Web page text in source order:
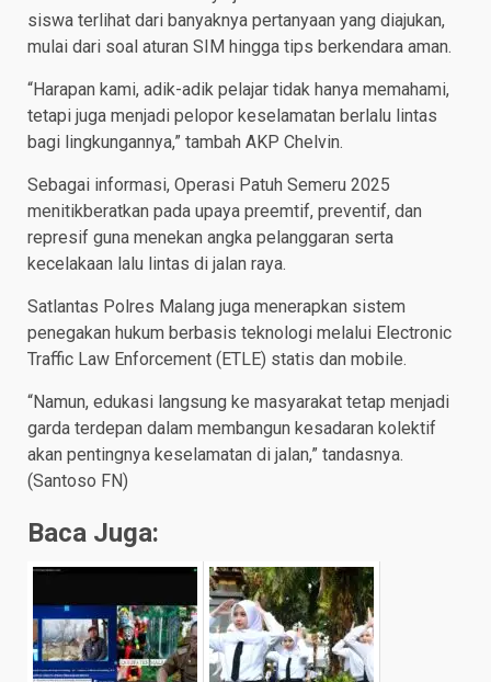
siswa terlihat dari banyaknya pertanyaan yang diajukan,
mulai dari soal aturan SIM hingga tips berkendara aman.
“Harapan kami, adik-adik pelajar tidak hanya memahami,
tetapi juga menjadi pelopor keselamatan berlalu lintas
bagi lingkungannya,” tambah AKP Chelvin.
Sebagai informasi, Operasi Patuh Semeru 2025
menitikberatkan pada upaya preemtif, preventif, dan
represif guna menekan angka pelanggaran serta
kecelakaan lalu lintas di jalan raya.
Satlantas Polres Malang juga menerapkan sistem
penegakan hukum berbasis teknologi melalui Electronic
Traffic Law Enforcement (ETLE) statis dan mobile.
“Namun, edukasi langsung ke masyarakat tetap menjadi
garda terdepan dalam membangun kesadaran kolektif
akan pentingnya keselamatan di jalan,” tandasnya.
(Santoso FN)
Baca Juga: